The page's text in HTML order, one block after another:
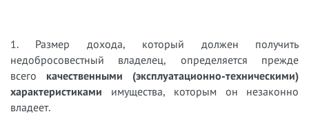
1. Размер дохода, который должен получить
недобросовестный владелец, определяется прежде
всего качественными (эксплуатационно-техническими)
характеристиками имущества, которым он незаконно
владеет.